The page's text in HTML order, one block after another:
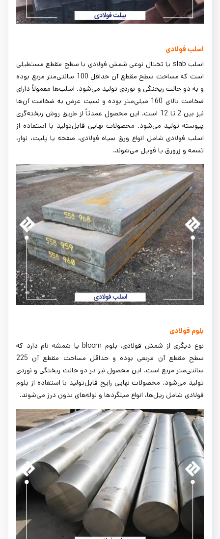
اسلب فولادی
اسلب slab یا تختال نوعی شمش فولادی با سطح مقطع مستطیلی
است که مساحت سطح مقطع آن حداقل 100 سانتی‌متر مربع بوده
و به دو حالت ریختگی و نوردی تولید می‌شود. اسلب‌ها معمولاً دارای
ضخامت بالای 160 میلی‌متر بوده و نسبت عرض به ضخامت آن‌ها
نیز بین 2 تا 12 است. این محصول عمدتاً از طریق روش ریخته‌گری
پیوسته تولید می‌شود. محصولات نهایی قابل‌تولید با استفاده از
اسلب فولادی شامل انواع ورق سیاه فولادی، صفحه یا پلیت، نوار،
تسمه و زرورق یا فویل می‌شوند.
بلوم فولادی
نوع دیگری از شمش فولادی، بلوم bloom یا شمشه نام دارد که
سطح مقطع آن مربعی بوده و حداقل مساحت مقطع آن 225
سانتی‌متر مربع است. این محصول نیز در دو حالت ریختگی و نوردی
تولید می‌شود. محصولات نهایی رایج قابل‌تولید با استفاده از بلوم
فولادی شامل ریل‌ها، انواع میلگردها و لوله‌های بدون درز می‌شوند.